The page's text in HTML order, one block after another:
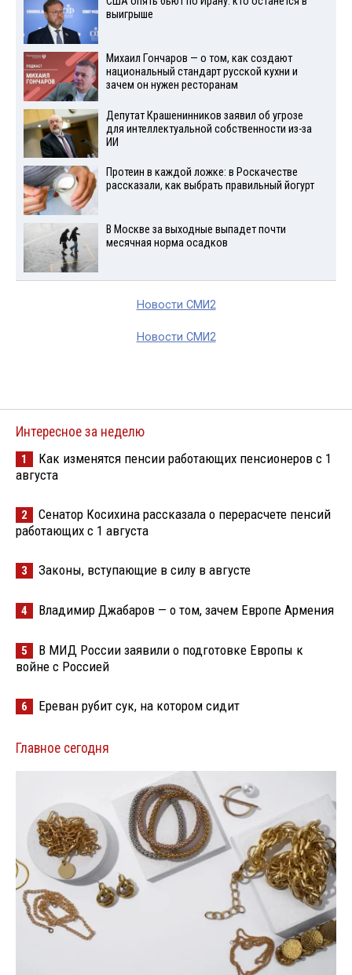
выигрыше
Михаил Гончаров — о том, как создают
национальный стандарт русской кухни и
зачем он нужен ресторанам
Депутат Крашенинников заявил об угрозе
для интеллектуальной собственности из-за
ИИ
Протеин в каждой ложке: в Роскачестве
рассказали, как выбрать правильный йогурт
В Москве за выходные выпадет почти
месячная норма осадков
Новости СМИ2
Новости СМИ2
Интересное за неделю
1
Как изменятся пенсии работающих пенсионеров с 1
августа
2
Сенатор Косихина рассказала о перерасчете пенсий
работающих с 1 августа
3 Законы, вступающие в силу в августе
4 Владимир Джабаров — о том, зачем Европе Армения
5
В МИД России заявили о подготовке Европы к
войне с Россией
6 Ереван рубит сук, на котором сидит
Главное сегодня